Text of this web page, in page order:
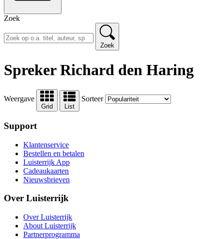
Zoek
Zoek
Spreker Richard den Haring
Weergave
Grid List
Sorteer
Support
Klantenservice
Bestellen en betalen
Luisterrijk App
Cadeaukaarten
Nieuwsbrieven
Over Luisterrijk
Over Luisterrijk
About Luisterrijk
Partnerprogramma